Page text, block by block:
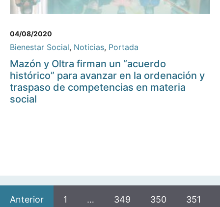
04/08/2020
Bienestar Social, Noticias, Portada
Mazón y Oltra firman un “acuerdo
histórico” para avanzar en la ordenación y
traspaso de competencias en materia
social
Anterior 1 … 349 350 351